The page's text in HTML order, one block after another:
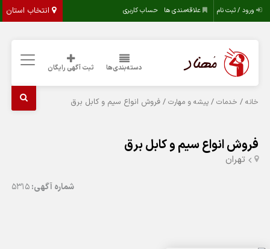
انتخاب استان ورود / ثبت نام علاقه‌مندی ها حساب کاربری
دسته‌بندی‌ها ثبت آگهی رایگان
خانه / خدمات /پیشه و مهارت / فروش انواع سیم و کابل برق
فروش انواع سیم و کابل برق
تهران
شماره آگهی:5315